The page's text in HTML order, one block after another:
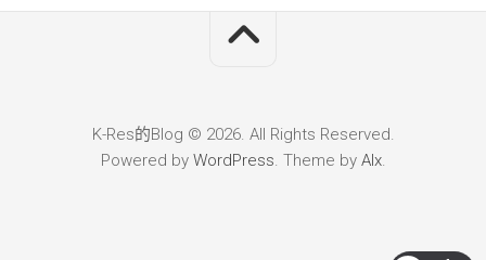
K-Res的Blog © 2026. All Rights Reserved.
Powered by WordPress. Theme by Alx.